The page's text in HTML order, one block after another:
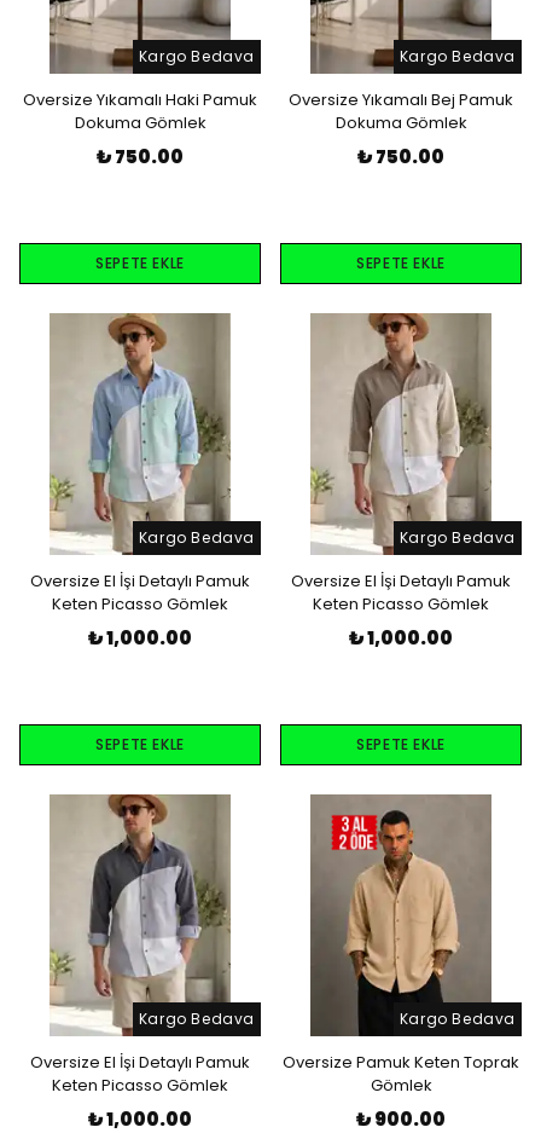
Kargo Bedava
Oversize Yıkamalı Haki Pamuk
Dokuma Gömlek
₺ 750.00
SEPETE EKLE
Kargo Bedava
Oversize Yıkamalı Bej Pamuk
Dokuma Gömlek
₺ 750.00
SEPETE EKLE
Kargo Bedava
Oversize El İşi Detaylı Pamuk
Keten Picasso Gömlek
₺ 1,000.00
SEPETE EKLE
Kargo Bedava
Oversize El İşi Detaylı Pamuk
Keten Picasso Gömlek
₺ 1,000.00
SEPETE EKLE
Kargo Bedava
Oversize El İşi Detaylı Pamuk
Keten Picasso Gömlek
₺ 1,000.00
Kargo Bedava
Oversize Pamuk Keten Toprak
Gömlek
₺ 900.00